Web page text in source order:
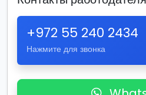
+972 55 240 2434
Нажмите для звонка